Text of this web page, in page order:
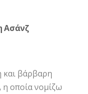
Ασάνζ
και βάρβαρη
, η οποία νομίζω